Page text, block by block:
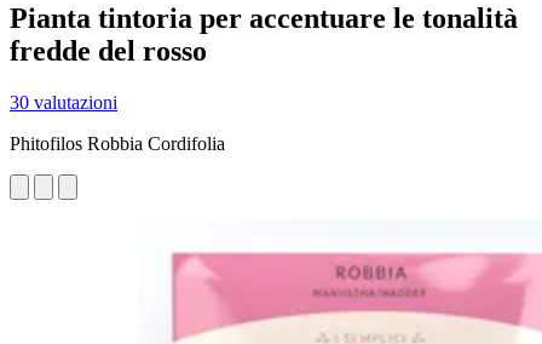
Pianta tintoria per accentuare le tonalità
fredde del rosso
30 valutazioni
Phitofilos Robbia Cordifolia